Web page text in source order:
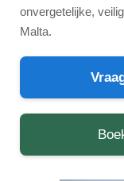
onvergetelijke,
Malta.